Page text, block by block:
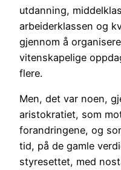
utdanning,
arbeiderklassen og
gjennom å
vitenskapelige
flere.
Men, det var noen,
aristokratiet, som
forandringene, og
tid, på de gamle
styresettet, med